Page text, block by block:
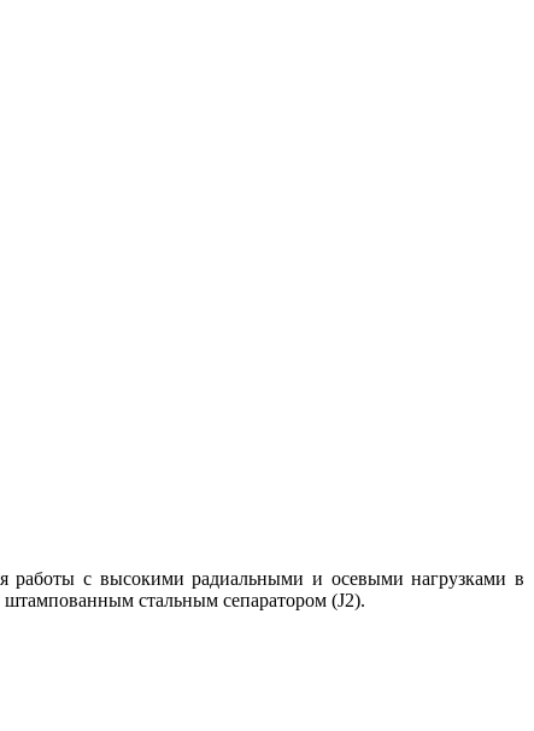
работы с высокими радиальными и осевыми нагрузками в
стальным сепаратором (J2).